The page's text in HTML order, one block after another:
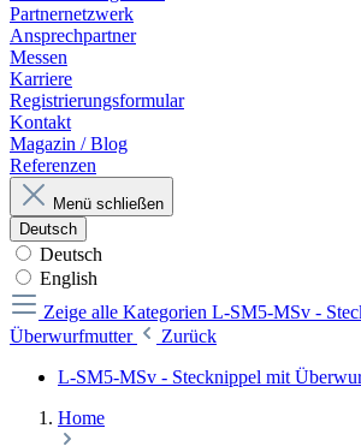
Partnernetzwerk
Ansprechpartner
Messen
Karriere
Registrierungsformular
Kontakt
Magazin / Blog
Referenzen
Menü schließen
Deutsch
Deutsch
English
Zeige alle Kategorien L-SM5-MSv -
Überwurfmutter
Zurück
L-SM5-MSv - Stecknippel mit
Home